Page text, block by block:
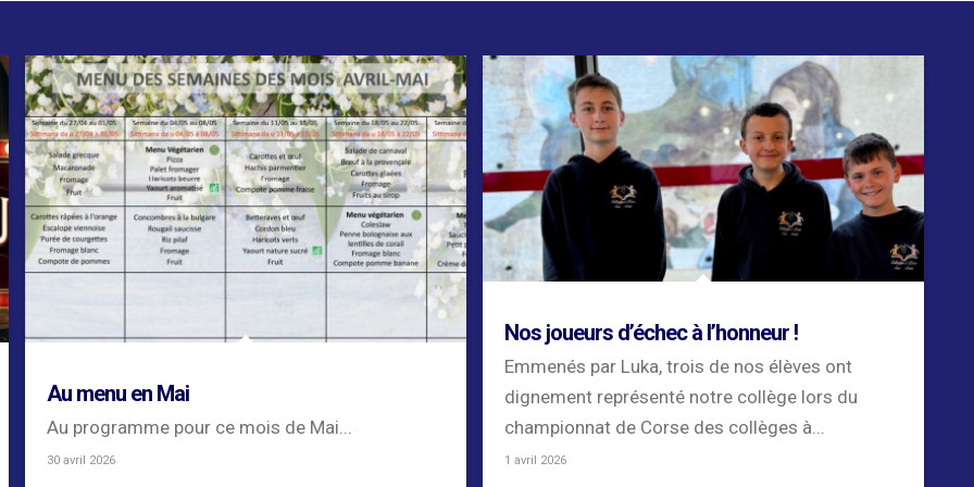
Au menu en Mai
Au programme pour ce mois de Mai...
30 avril 2026
Nos joueurs d’échec à l’honneur !
Emmenés par Luka, trois de nos élèves ont
dignement représenté notre collège lors du
championnat de Corse des collèges à...
1 avril 2026